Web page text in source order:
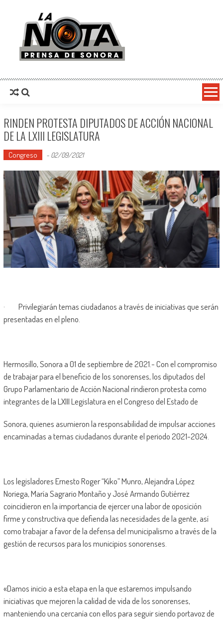
La Nota Prensa De Sonora
RINDEN PROTESTA DIPUTADOS DE ACCIÓN NACIONAL
DE LA LXIII LEGISLATURA
Congreso - 02/09/2021
· Privilegiarán temas ciudadanos a través de iniciativas que serán
presentadas en el pleno.
Hermosillo, Sonora a 01 de septiembre de 2021.- Con el compromiso
de trabajar para el beneficio de los sonorenses, los diputados del
Grupo Parlamentario de Acción Nacional rindieron protesta como
integrantes de la LXIII Legislatura en el Congreso del Estado de
Sonora, quienes asumieron la responsabilidad de impulsar acciones
encaminadas a temas ciudadanos durante el periodo 2021-2024.
Los legisladores Ernesto Roger “Kiko” Munro, Alejandra López
Noriega, María Sagrario Montaño y José Armando Gutiérrez
coincidieron en la importancia de ejercer una labor de oposición
firme y constructiva que defienda las necesidades de la gente, así
como trabajar a favor de la defensa del municipalismo a través de la
gestión de recursos para los municipios sonorenses.
«Damos inicio a esta etapa en la que estaremos impulsando
iniciativas que mejoren la calidad de vida de los sonorenses,
manteniendo una cercanía con ellos para seguir siendo portavoz de